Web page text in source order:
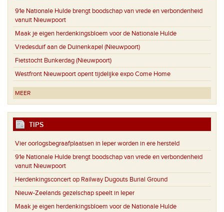
91e Nationale Hulde brengt boodschap van vrede en verbondenheid
vanuit Nieuwpoort
Maak je eigen herdenkingsbloem voor de Nationale Hulde
Vredesduif aan de Duinenkapel (Nieuwpoort)
Fietstocht Bunkerdag (Nieuwpoort)
Westfront Nieuwpoort opent tijdelijke expo Come Home
MEER
TIPS
Vier oorlogsbegraafplaatsen in Ieper worden in ere hersteld
91e Nationale Hulde brengt boodschap van vrede en verbondenheid
vanuit Nieuwpoort
Herdenkingsconcert op Railway Dugouts Burial Ground
Nieuw-Zeelands gezelschap speelt in Ieper
Maak je eigen herdenkingsbloem voor de Nationale Hulde